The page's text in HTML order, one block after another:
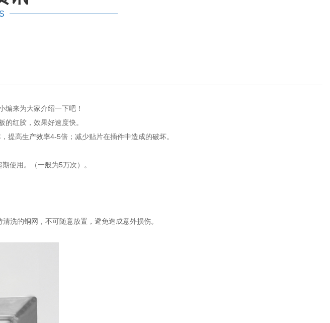
来为大家介绍一下吧！
红胶，效果好速度快。
高生产效率4-5倍；减少贴片在插件中造成的破坏。
使用。（一般为5万次）。
洗的铜网，不可随意放置，避免造成意外损伤。